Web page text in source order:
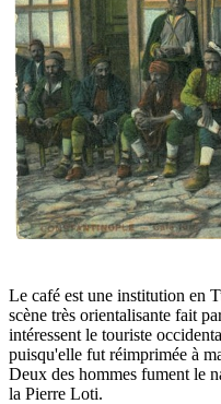
Le café est une institution en
scène très orientalisante fait
intéressent le touriste
puisqu'elle fut réimprimée à
Deux des hommes fument le
la Pierre Loti.